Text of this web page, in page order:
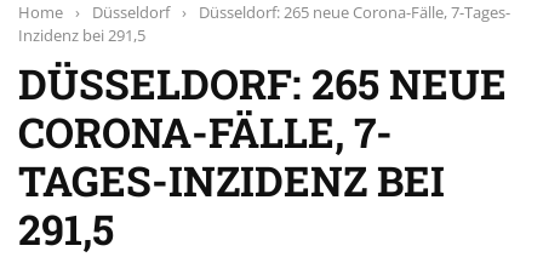
Home › Düsseldorf ›
Düsseldorf: 265 neue Corona-Fälle, 7-Tages-
Inzidenz bei 291,5
DÜSSELDORF: 265 NEUE
CORONA-FÄLLE, 7-
TAGES-INZIDENZ BEI
291,5